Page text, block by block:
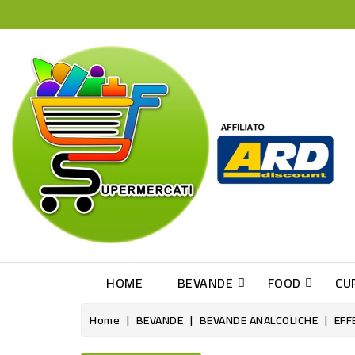
HOME BEVANDE FOOD
Home BEVANDE BEVANDE ANALCOLICHE